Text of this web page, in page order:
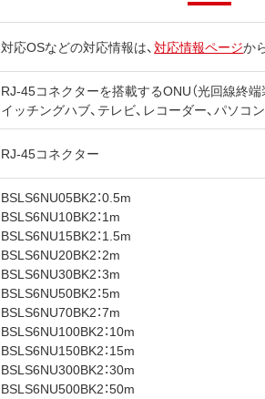
対応OSなどの対応情報は、対応情報ページか
RJ-45コネクターを搭載するONU（光回線終端
イッチングハブ、テレビ、レコーダー、パソコ
RJ-45コネクター
BSLS6NU05BK2：0.5m
BSLS6NU10BK2：1m
BSLS6NU15BK2：1.5m
BSLS6NU20BK2：2m
BSLS6NU30BK2：3m
BSLS6NU50BK2：5m
BSLS6NU70BK2：7m
BSLS6NU100BK2：10m
BSLS6NU150BK2：15m
BSLS6NU300BK2：30m
BSLS6NU500BK2：50m